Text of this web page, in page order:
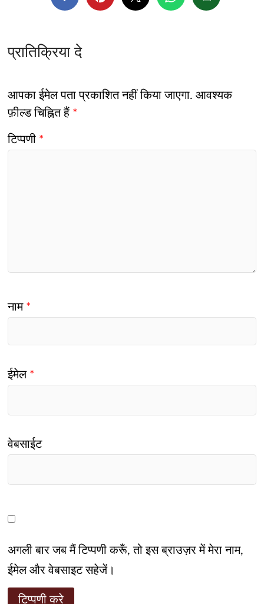
प्रातिक्रिया दे
आपका ईमेल पता प्रकाशित नहीं किया जाएगा. आवश्यक
फ़ील्ड चिह्नित हैं *
टिप्पणी *
नाम *
ईमेल *
वेबसाईट
अगली बार जब मैं टिप्पणी करूँ, तो इस ब्राउज़र में मेरा नाम,
ईमेल और वेबसाइट सहेजें।